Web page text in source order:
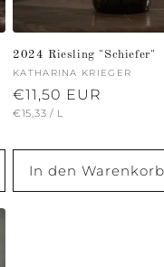
2024 Riesling "Schiefer"
Anbieter:
KATHARINA KRIEGER
Normaler
Preis
€11,50 EUR
GRUNDPREIS
€15,33 / PRO
L
In den